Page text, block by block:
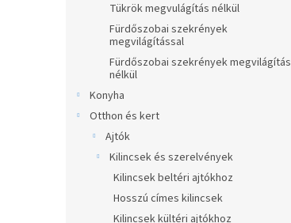
Tükrök megvulágítás nélkül
Fürdőszobai szekrények
megvilágítással
Fürdőszobai szekrények megvilágítás
nélkül
Konyha
Otthon és kert
Ajtók
Kilincsek és szerelvények
Kilincsek beltéri ajtókhoz
Hosszú címes kilincsek
Kilincsek kültéri ajtókhoz